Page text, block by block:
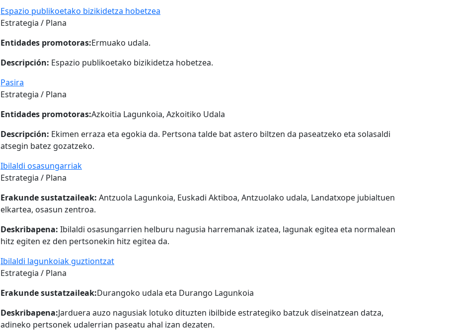
Espazio publikoetako bizikidetza hobetzea
Estrategia / Plana
Entidades promotoras:Ermuako udala.
Descripción: Espazio publikoetako bizikidetza hobetzea.
Pasira
Estrategia / Plana
Entidades promotoras:Azkoitia Lagunkoia, Azkoitiko Udala
Descripción: Ekimen erraza eta egokia da. Pertsona talde bat astero biltzen da paseatzeko eta solasaldi
atsegin batez gozatzeko.
Ibilaldi osasungarriak
Estrategia / Plana
Erakunde sustatzaileak: Antzuola Lagunkoia, Euskadi Aktiboa, Antzuolako udala, Landatxope jubialtuen
elkartea, osasun zentroa.
Deskribapena: Ibilaldi osasungarrien helburu nagusia harremanak izatea, lagunak egitea eta normalean
hitz egiten ez den pertsonekin hitz egitea da.
Ibilaldi lagunkoiak guztiontzat
Estrategia / Plana
Erakunde sustatzaileak:Durangoko udala eta Durango Lagunkoia
Deskribapena:Jarduera auzo nagusiak lotuko dituzten ibilbide estrategiko batzuk diseinatzean datza,
adineko pertsonek udalerrian paseatu ahal izan dezaten.